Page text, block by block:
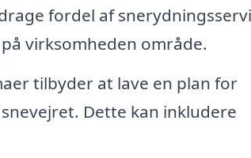
fordel af
virksomheden område.
tilbyder at lave en plan for
Dette kan inkludere